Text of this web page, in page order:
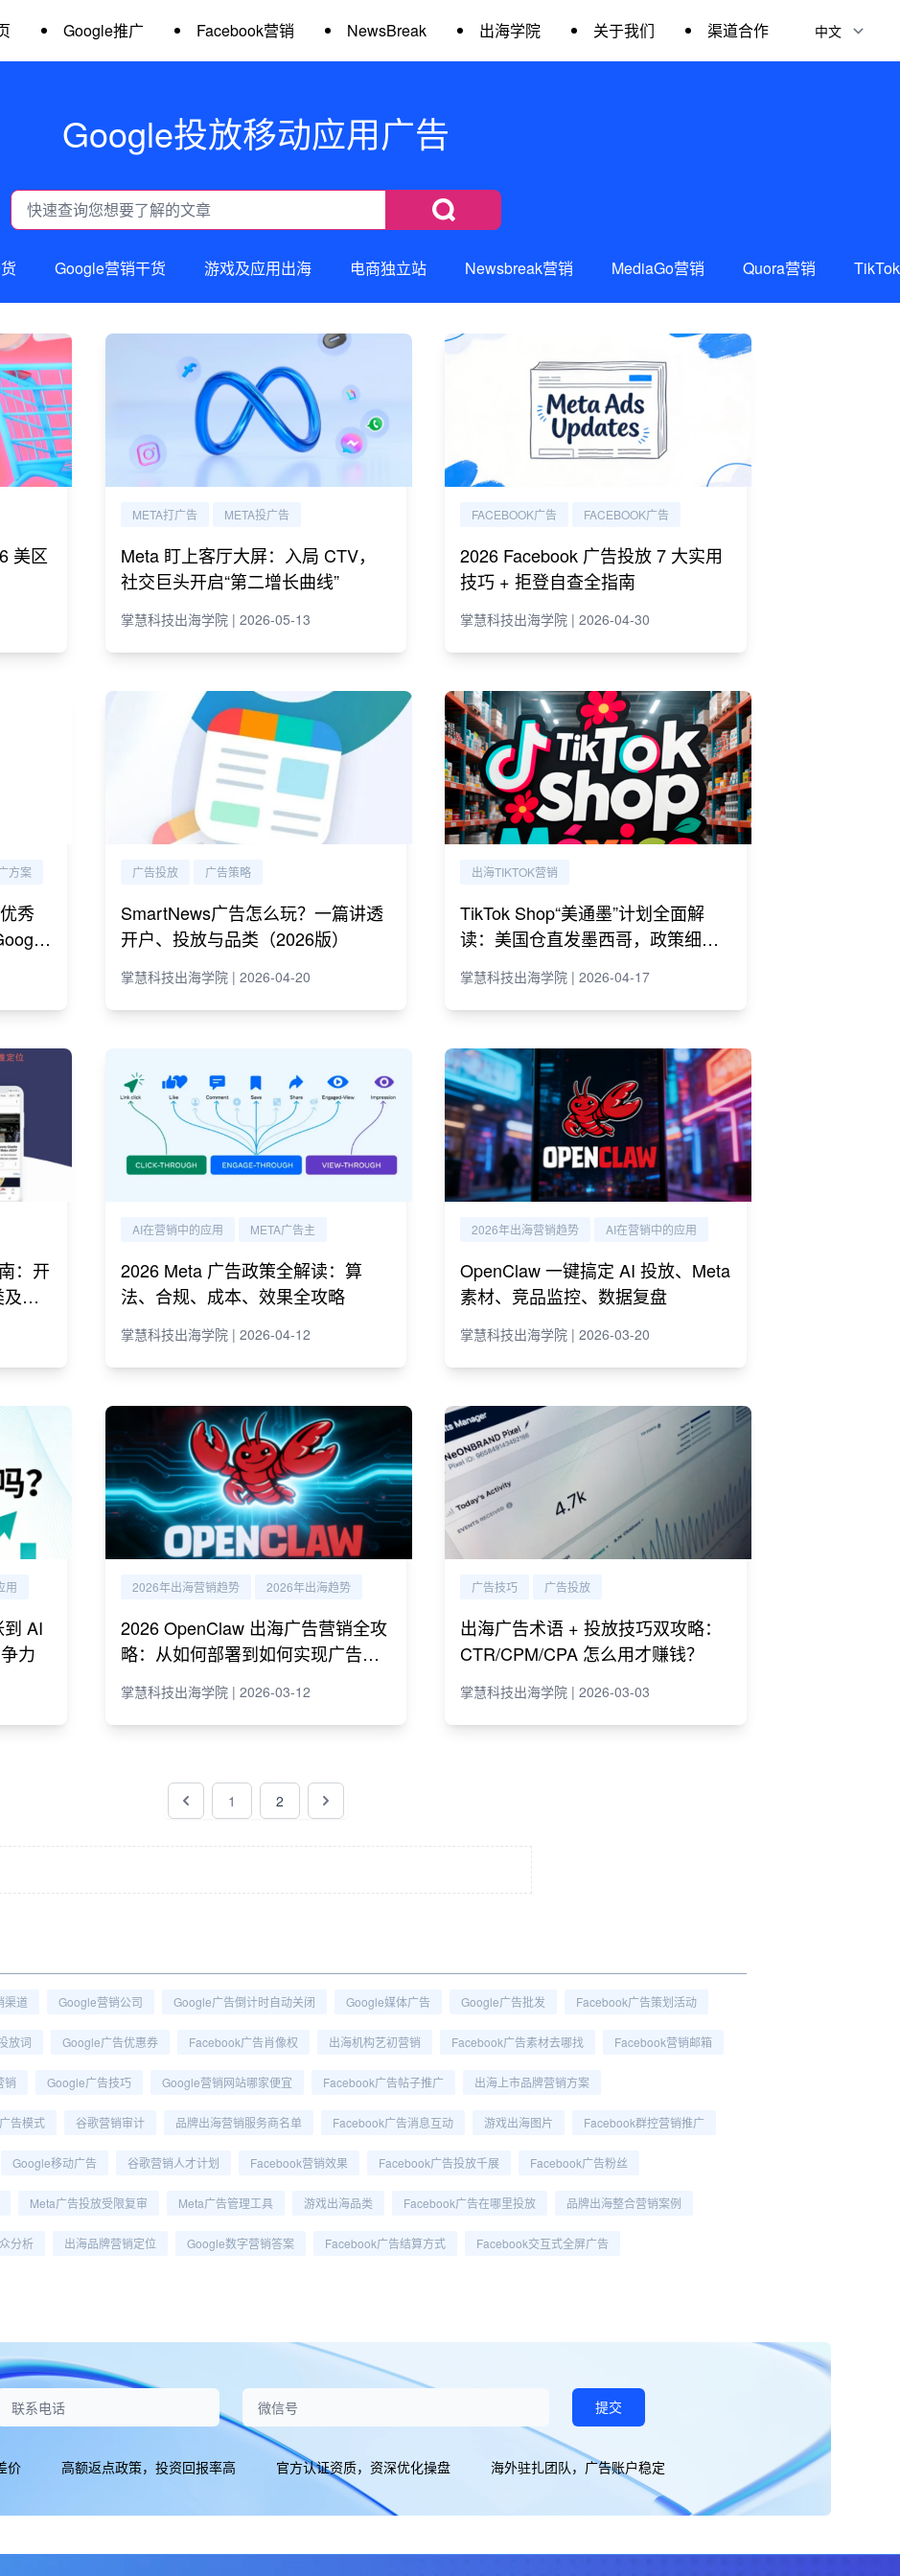
Google推广 Facebook营销 NewsBreak 出海学院 关于我们 渠道合作
Google投放移动应用广告
Google营销干货 游戏及应用出海 电商独立站 Newsbreak营销 MediaGo营销 Quora营销
美区
META打广告 META投广告
Meta 盯上客厅大屏：入局 CTV，
社交巨头开启“第二增长曲线”
掌慧科技出海学院 | 2026-05-13
FACEBOOK广告 FACEBOOK广告
2026 Facebook 广告投放 7 大实用
技巧 + 拒登自查全指南
掌慧科技出海学院 | 2026-04-30
方案
秀
广告投放 广告策略
SmartNews广告怎么玩？一篇讲透
开户、投放与品类（2026版）
掌慧科技出海学院 | 2026-04-20
出海TIKTOK营销
TikTok Shop“美通墨”计划全面解
读：美国仓直发墨西哥，政策细则
掌慧科技出海学院 | 2026-04-17
：开
代
AI在营销中的应用 META广告主
2026 Meta 广告政策全解读：算
法、合规、成本、效果全攻略
掌慧科技出海学院 | 2026-04-12
2026年出海营销趋势 AI在营销中的应用
OpenClaw 一键搞定 AI 投放、Meta
素材、竞品监控、数据复盘
掌慧科技出海学院 | 2026-03-20
用
AI
力
2026年出海营销趋势 2026年出海趋势
2026 OpenClaw 出海广告营销全攻
略：从如何部署到如何实现广告营
掌慧科技出海学院 | 2026-03-12
广告技巧 广告投放
出海广告术语 + 投放技巧双攻略：
CTR/CPM/CPA 怎么用才赚钱？
掌慧科技出海学院 | 2026-03-03
1 2
渠道 Google营销公司 Google广告倒计时自动关闭 Google媒体广告 Google广告批发 Facebook广告策划活动
放词 Google广告优惠券 Facebook广告肖像权 出海机构艺初营销 Facebook广告素材去哪找 Facebook营销邮箱
销 Google广告技巧 Google营销网站哪家便宜 Facebook广告帖子推广 出海上市品牌营销方案
告模式 谷歌营销审计 品牌出海营销服务商名单 Facebook广告消息互动 游戏出海图片 Facebook群控营销推广
Google移动广告 谷歌营销人才计划 Facebook营销效果 Facebook广告投放千展 Facebook广告粉丝
Meta广告投放受限复审 Meta广告管理工具 游戏出海品类 Facebook广告在哪里投放 品牌出海整合营销案例
分析 出海品牌营销定位 Google数字营销答案 Facebook广告结算方式 Facebook交互式全屏广告
提交
价 高额返点政策，投资回报率高 官方认证资质，资深优化操盘 海外驻扎团队，广告账户稳定